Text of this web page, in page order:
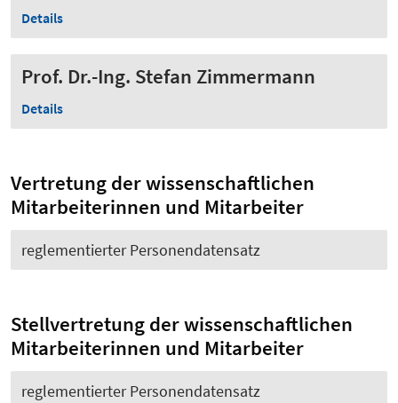
Details
Prof. Dr.-Ing. Stefan Zimmermann
Details
Vertretung der wissenschaftlichen
Mitarbeiterinnen und Mitarbeiter
reglementierter Personendatensatz
Stellvertretung der wissenschaftlichen
Mitarbeiterinnen und Mitarbeiter
reglementierter Personendatensatz